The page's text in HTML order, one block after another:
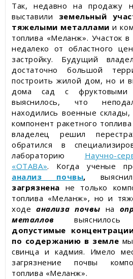
Так, недавно на продажу
выставили земельный
тяжелыми металлами и
топлива «Меланж». Участок в
недалеко от областного
застройку. Будущий
достаточно большой
построить жилой дом, но и
дома сад с фруктовыми
выяснилось, что
находились военные
компонент ракетного
владелец решил
обратился в
лабораторию Научно-
«ОТАВА». Когда ученые
анализ почвы,
загрязнена не только
топлива «Меланж», но и
ходеанализа почвы на
металлов
допустимые
по содержанию в земле
свинца и кадмия. Имело
загрязнение почвы
топлива «Меланж».